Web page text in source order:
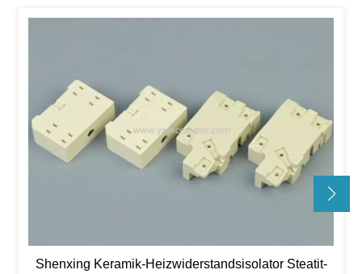
Shenxing Keramik-Heizwiderstandsisolator Steatit-